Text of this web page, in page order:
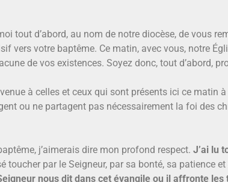
tout d’abord, au nom de notre diocèse, de vous
vers votre baptême. Ce matin, avec vous, notre
de vos existences. Soyez donc, tout d’abord,
à celles et ceux qui sont présents ici ce matin
ou ne partagent pas nécessairement la foi des
j’aimerais dire mon profond respect. J’ai lu
toucher par le Seigneur, par sa bonté, sa patience
nous dit dans cet évangile ou il affronte